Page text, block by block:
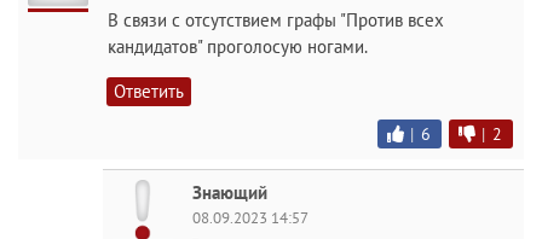
В связи с отсутствием графы "Против всех
кандидатов" проголосую ногами.
Ответить
| 6 | 2
Знающий
08.09.2023 14:57